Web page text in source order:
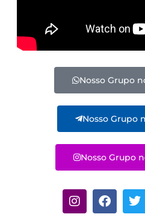
Nosso Grupo
Nosso Grupo
Nosso Grupo